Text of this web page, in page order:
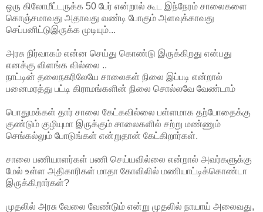
ஒரு கிலோமீட்டருக்க 50 பேர் என்றால் கூட இந்நேரம் சாலைகளை
கொஞ்சமாவது அதாவது வண்டி போகும் அளவுக்காவது
செப்பனிட்டுஇருக்க முடியும்...
அரசு நிர்வாகம் என்ன செய்து கொண்டு இருக்கிறது என்பது
எனக்கு விளங்க வில்லை ..
நாட்டின் தலைநகரிலேயே சாலைகள் நிலை இப்படி என்றால்
பனைமரத்து பட்டி கிராமங்களின் நிலை சொல்லவே வேண்டாம்
பொதுமக்கள் தார் சாலை கேட்கவில்லை பள்ளமாக தற்போதைக்கு
குண்டும் குழியுமா இருக்கும் சாலைகளில் சற்று மண்ணும்
செங்கல்லும் போடுங்கள் என்றுதான் கேட்கிறார்கள்.
சாலை பணியாளர்கள் பணி செய்யவில்லை என்றால் அவர்களுக்கு
மேல் உள்ள அதிகாரிகள் மாதா கோவிலில் மணியாட்டிக்கொண்டா
இருக்கிறார்கள்?
முதலில் அரசு வேலை வேண்டும் என்று முதலில் நாயாய் அலைவது,